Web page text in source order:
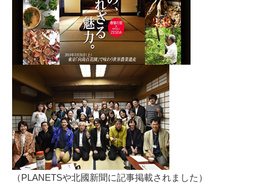
（PLANETSや北國新聞に記事掲載されました）